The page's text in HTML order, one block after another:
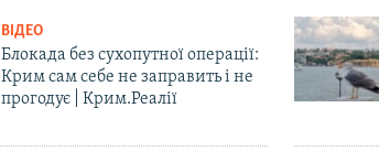
ВІДЕО
Блокада без сухопутної операції:
Крим сам себе не заправить і не
прогодує | Крим.Реалії